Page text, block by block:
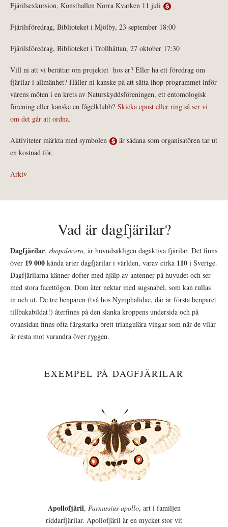
Fjärilsexkursion, Konsthallen Norra Kvarken 11 juli
Fjärilsföredrag, Biblioteket i Mjölby, 23 september 18:00
Fjärilsföredrag, Biblioteket i Trollhättan, 27 oktober 17:30
Vill ni att vi berättar om projektet hos er? Eller ha ett föredrag om
fjärilar i allmänhet? Håller ni kanske på att sätta ihop programmet inför
vårens möten i en krets av Naturskyddsföreningen, ett entomologisk
förening eller kanske en fågelklubb? Skicka epost eller ring så ser vi
om det går att ordna.
Aktiviteter märkta med symbolen
är sådana som organisatören tar ut
en kostnad för.
Arkiv
Vad är dagfjärilar?
Dagfjärilar, rhopalocera, är huvudsakligen dagaktiva fjärilar. Det finns
över 19 000 kända arter dagfjärilar i världen, varav cirka 110 i Sverige.
Dagfjärilarna känner dofter med hjälp av antenner på huvudet och ser
med stora facettögon. Dom äter nektar med sugsnabel, som kan rullas
in och ut. De tre benparen (två hos Nymphalidae, där är första benparet
tillbakabildat!) återfinns på den slanka kroppens undersida och på
ovansidan finns ofta färgstarka brett triangulära vingar som när de vilar
är resta mot varandra över ryggen.
EXEMPEL PÅ DAGFJÄRILAR
Apollofjäril, Parnassius apollo, art i familjen
riddarfjärilar. Apollofjäril är en mycket stor vit